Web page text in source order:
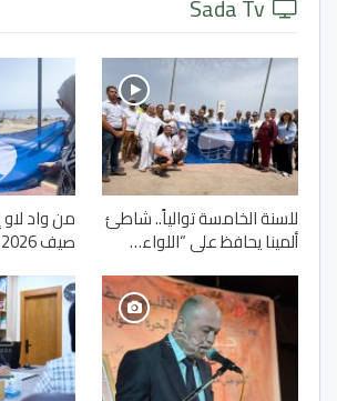
للسنة الخامسة توالياً.. شاطئ
ألمينا يحافظ على “اللواء…
من واد
صيف 2026 تحت راية “اللواء…